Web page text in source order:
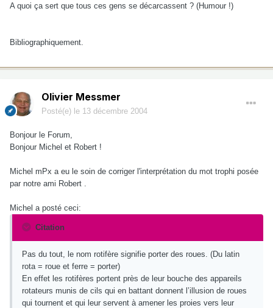
A quoi ça sert que tous ces gens se décarcassent ? (Humour !)
Bibliographiquement.
Olivier Messmer
Posté(e) le 13 décembre 2004
Bonjour le Forum,
Bonjour Michel et Robert !
Michel mPx a eu le soin de corriger l'interprétation du mot trophi posée
par notre ami Robert .
Michel a posté ceci:
Citation
Pas du tout, le nom rotifère signifie porter des roues. (Du latin
rota = roue et ferre = porter)
En effet les rotifères portent près de leur bouche des appareils
rotateurs munis de cils qui en battant donnent l’illusion de roues
qui tournent et qui leur servent à amener les proies vers leur